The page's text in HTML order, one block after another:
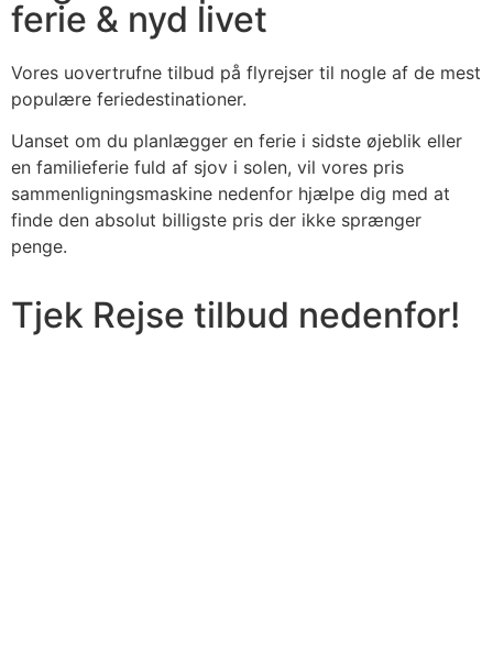
ferie & nyd livet
Vores uovertrufne tilbud på flyrejser til nogle af de mest
populære feriedestinationer.
Uanset om du planlægger en ferie i sidste øjeblik eller
en familieferie fuld af sjov i solen, vil vores pris
sammenligningsmaskine nedenfor hjælpe dig med at
finde den absolut billigste pris der ikke sprænger
penge.
Tjek Rejse tilbud nedenfor!